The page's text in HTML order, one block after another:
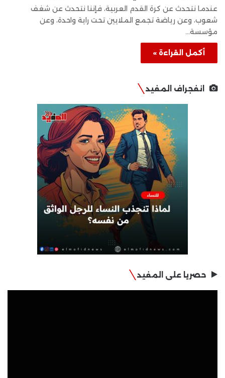
عندما نتحدث عن كرة القدم العربية، فإننا نتحدث عن شغف
شعوب، وعن رياضة تجمع الملايين تحت راية واحدة، وعن
مؤسسة…
أكمل القراءة »
انفجراف المفيد
حصريا على المفيد